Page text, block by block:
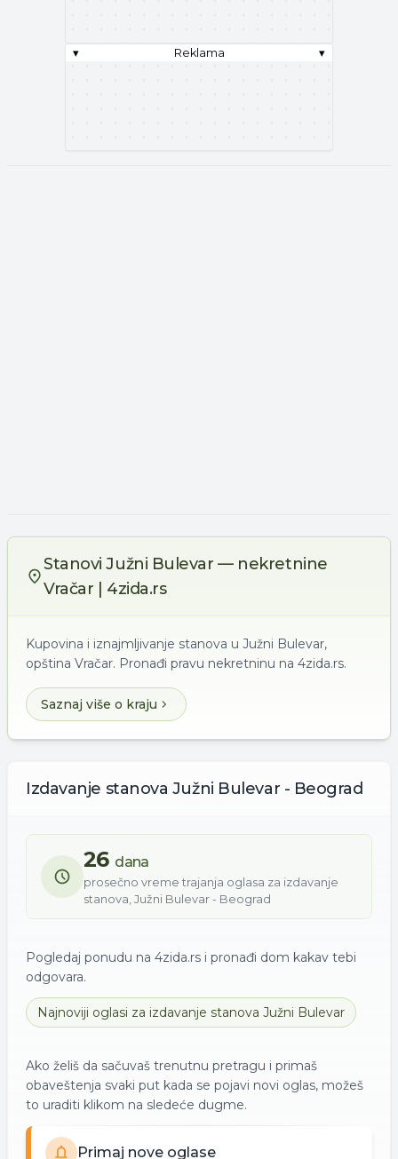
▾ Reklama ▾
Stanovi Južni Bulevar — nekretnine
Vračar | 4zida.rs
Kupovina i iznajmljivanje stanova u Južni Bulevar,
opština Vračar. Pronađi pravu nekretninu na 4zida.rs.
Saznaj više o kraju
Izdavanje stanova Južni Bulevar - Beograd
26 dana
prosečno vreme trajanja oglasa za izdavanje
stanova, Južni Bulevar - Beograd
Pogledaj ponudu na 4zida.rs i pronađi dom kakav tebi
odgovara.
Najnoviji oglasi za izdavanje stanova Južni Bulevar
Ako želiš da sačuvaš trenutnu pretragu i primaš
obaveštenja svaki put kada se pojavi novi oglas, možeš
to uraditi klikom na sledeće dugme.
Primaj nove oglase